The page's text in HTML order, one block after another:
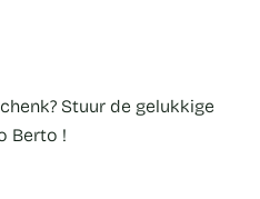
Stuur de gelukkige
Berto !